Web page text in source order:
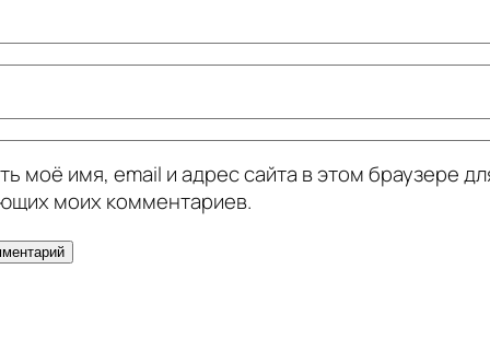
моё имя, email и адрес сайта в этом браузере
моих комментариев.